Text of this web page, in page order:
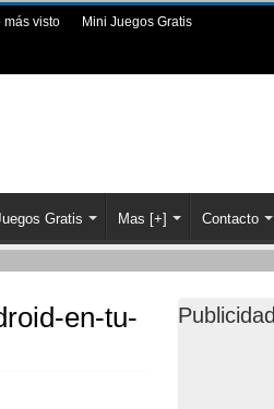
más visto Mini Juegos Gratis
Gratis Mas [+] Contacto
en-tu-
Publicidad